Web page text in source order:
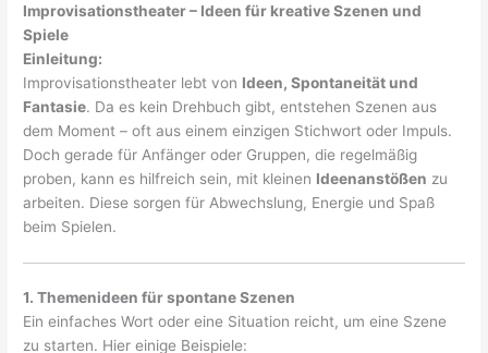
Improvisationstheater – Ideen für kreative Szenen und
Spiele
Einleitung:
Improvisationstheater lebt von Ideen, Spontaneität und
Fantasie. Da es kein Drehbuch gibt, entstehen Szenen aus
dem Moment – oft aus einem einzigen Stichwort oder Impuls.
Doch gerade für Anfänger oder Gruppen, die regelmäßig
proben, kann es hilfreich sein, mit kleinen Ideenanstößen zu
arbeiten. Diese sorgen für Abwechslung, Energie und Spaß
beim Spielen.
1. Themenideen für spontane Szenen
Ein einfaches Wort oder eine Situation reicht, um eine Szene
zu starten. Hier einige Beispiele: